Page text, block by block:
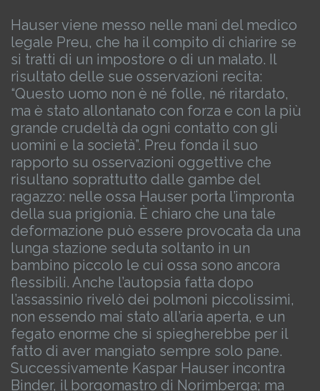
Hauser viene messo nelle mani del medico
legale Preu, che ha il compito di chiarire se
si tratti di un impostore o di un malato. Il
risultato delle sue osservazioni recita:
“Questo uomo non è né folle, né ritardato,
ma è stato allontanato con forza e con la più
grande crudeltà da ogni contatto con gli
uomini e la società”. Preu fonda il suo
rapporto su osservazioni oggettive che
risultano soprattutto dalle gambe del
ragazzo: nelle ossa Hauser porta l’impronta
della sua prigionia. È chiaro che una tale
deformazione può essere provocata da una
lunga stazione seduta soltanto in un
bambino piccolo le cui ossa sono ancora
flessibili. Anche l’autopsia fatta dopo
l’assassinio rivelò dei polmoni piccolissimi,
non essendo mai stato all’aria aperta, e un
fegato enorme che si spiegherebbe per il
fatto di aver mangiato sempre solo pane.
Successivamente Kaspar Hauser incontra
Binder, il borgomastro di Norimberga; ma